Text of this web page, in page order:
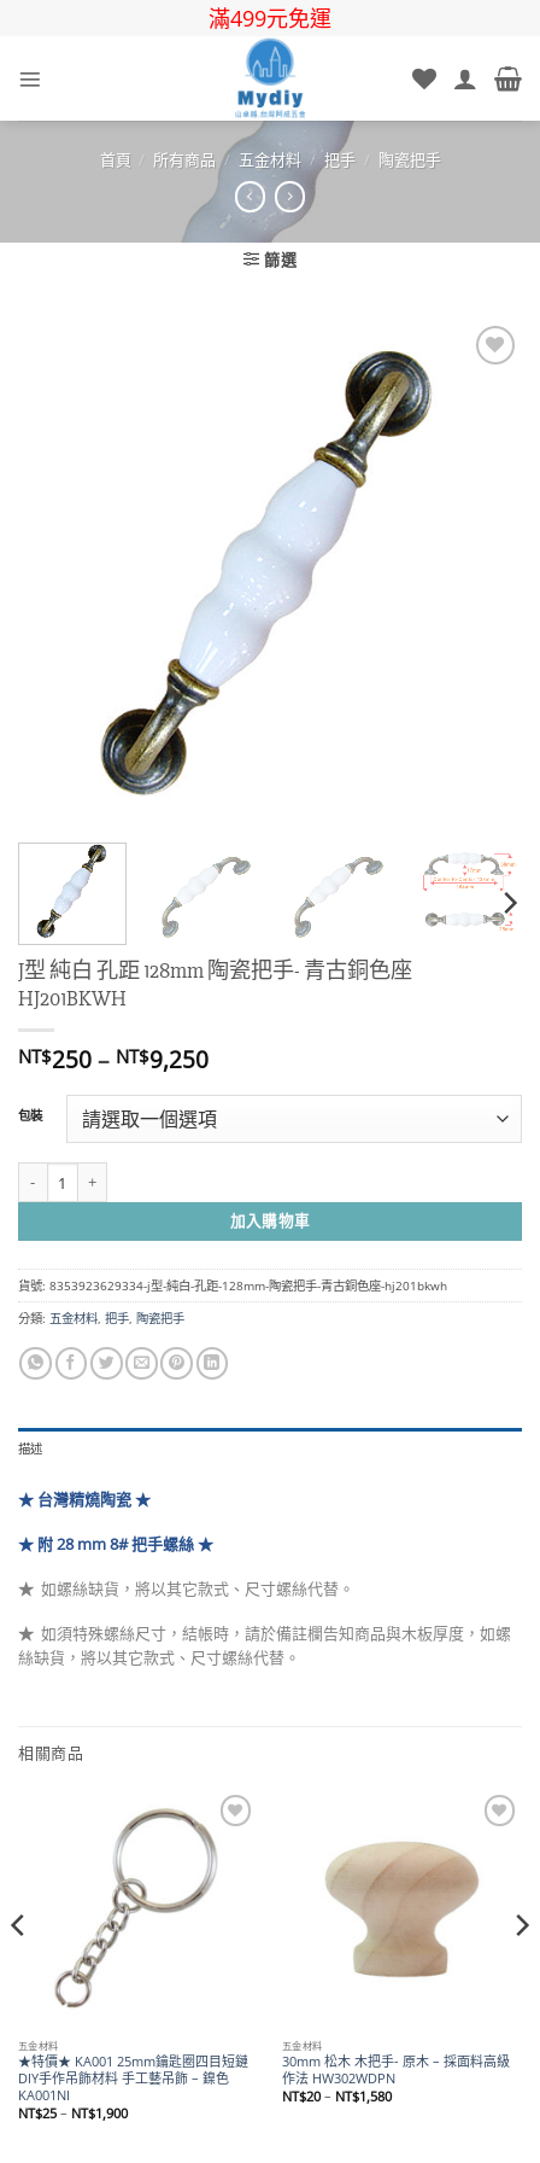
滿499元免運
首頁 / 所有商品 / 五金材料 / 把手 / 陶瓷把手
篩選
J型 純白 孔距 128mm 陶瓷把手- 青古銅色座
HJ201BKWH
NT$250– NT$9,250價
範
圍：
NT$250
NT$9,250
包裝
加入購物車
貨號: 8353923629334-j型-純白-孔距-128mm-陶瓷把手-青古銅色座-hj201bkwh
分類: 五金材料, 把手, 陶瓷把手
描述
★ 台灣精燒陶瓷 ★
★ 附 28 mm 8# 把手螺絲 ★
★ 如螺絲缺貨，將以其它款式、尺寸螺絲代替 。
★ 如須特殊螺絲尺寸，結帳時，請於備註欄告知商品與木板厚度，如螺
絲缺貨，將以其它款式、尺寸螺絲代替。
相關商品
Add to
wishlist
五金材料
★特價★ KA001 25mm鑰匙圈四目短鏈
DIY手作吊飾材料 手工藝吊飾 – 鎳色
KA001NI
NT$25 – NT$1,900價
五金材料
30mm 松木 木把手- 原木 – 採面料高級
作法 HW302WDPN
NT$20 – NT$1,580價